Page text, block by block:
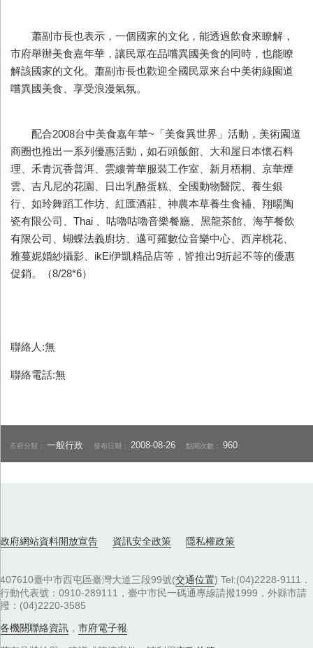
蕭副市長也表示，一個國家的文化，能透過飲食來瞭解，
市府舉辦美食嘉年華，讓民眾在品嚐異國美食的同時，也能瞭
解該國家的文化。蕭副市長也歡迎全國民眾來台中美術綠園道
嚐異國美食、享受浪漫氣氛。
配合2008台中美食嘉年華~「美食異世界」活動，美術園道
商圈也推出一系列優惠活動，如石頭飯館、大和屋日本懷石料
理、禾青沉香普洱、雲縷菁華服裝工作室、新月梧桐、京華煙
雲、吉凡尼的花園、日出乳酪蛋糕、全國動物醫院、養生銀
行、如玲舞蹈工作坊、紅匯酒莊、神農本草養生食補、翔暘陶
瓷有限公司、Thai 、咕嚕咕嚕音樂餐廳、黑龍茶館、海芋餐飲
有限公司、蝴蝶法義廚坊、邁可羅數位音樂中心、西岸桃花、
雅蔓妮婚紗攝影、ikEi伊凱精品店等，皆推出9折起不等的優惠
促銷。（8/28*6）
聯絡人:無
聯絡電話:無
市府分類：一般行政 發布日期： 2008-08-26 點閱次數：960
政府網站資料開放宣告 資訊安全政策 隱私權政策
407610臺中市西屯區臺灣大道三段99號(交通位置) Tel:(04)2228-9111．
行動代表號：0910-289111，臺中市民一碼通專線請撥1999，外縣市請
撥：(04)2220-3585
各機關聯絡資訊 ， 市府電子報